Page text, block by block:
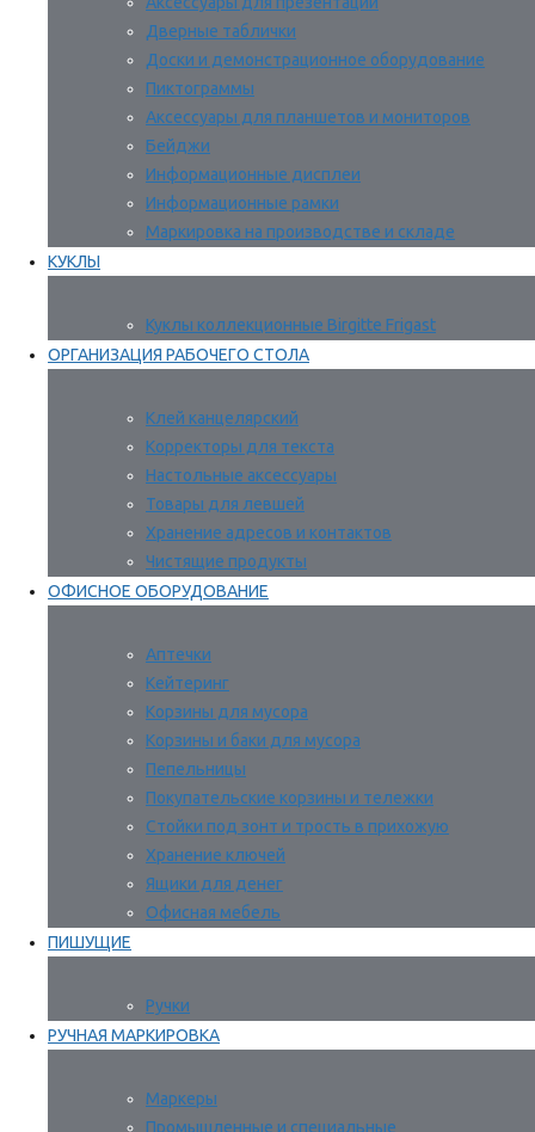
Дверные таблички
Доски и демонстрационное оборудование
Пиктограммы
Аксессуары для планшетов и мониторов
Бейджи
Информационные дисплеи
Информационные рамки
Маркировка на производстве и складе
КУКЛЫ
Куклы коллекционные Birgitte Frigast
ОРГАНИЗАЦИЯ РАБОЧЕГО СТОЛА
Клей канцелярский
Корректоры для текста
Настольные аксессуары
Товары для левшей
Хранение адресов и контактов
Чистящие продукты
ОФИСНОЕ ОБОРУДОВАНИЕ
Аптечки
Кейтеринг
Корзины для мусора
Корзины и баки для мусора
Пепельницы
Покупательские корзины и тележки
Стойки под зонт и трость в прихожую
Хранение ключей
Ящики для денег
Офисная мебель
ПИШУЩИЕ
Ручки
РУЧНАЯ МАРКИРОВКА
Маркеры
Промышленные и специальные